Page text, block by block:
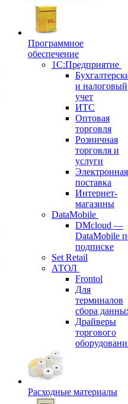
Программное
обеспечение
1С:Предприятие
и налоговый
учет
ИТС
Оптовая
торговля
Розничная
торговля и
услуги
Электронная
поставка
Интернет-
магазины
DataMobile
DMcloud —
DataMobile
подписке
Set Retail
АТОЛ
Frontol
Для
терминалов
сбора
Драйверы
торгового
Расходные материалы